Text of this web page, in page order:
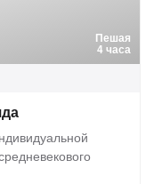
Пешая
4 часа